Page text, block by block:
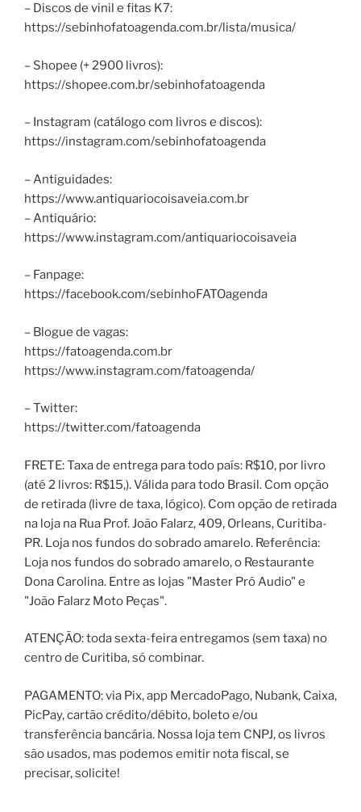
– Discos de vinil e fitas K7:
https://sebinhofatoagenda.com.br/lista/musica/
– Shopee (+ 2900 livros):
https://shopee.com.br/sebinhofatoagenda
– Instagram (catálogo com livros e discos):
https://instagram.com/sebinhofatoagenda
– Antiguidades:
https://www.antiquariocoisaveia.com.br
– Antiquário:
https://www.instagram.com/antiquariocoisaveia
– Fanpage:
https://facebook.com/sebinhoFATOagenda
– Blogue de vagas:
https://fatoagenda.com.br
https://www.instagram.com/fatoagenda/
– Twitter:
https://twitter.com/fatoagenda
FRETE: Taxa de entrega para todo país: R$10, por livro
(até 2 livros: R$15,). Válida para todo Brasil. Com opção
de retirada (livre de taxa, lógico). Com opção de retirada
na loja na Rua Prof. João Falarz, 409, Orleans, Curitiba-
PR. Loja nos fundos do sobrado amarelo. Referência:
Loja nos fundos do sobrado amarelo, o Restaurante
Dona Carolina. Entre as lojas "Master Pró Audio" e
"João Falarz Moto Peças".
ATENÇÃO: toda sexta-feira entregamos (sem taxa) no
centro de Curitiba, só combinar.
PAGAMENTO: via Pix, app MercadoPago, Nubank, Caixa,
PicPay, cartão crédito/débito, boleto e/ou
transferência bancária. Nossa loja tem CNPJ, os livros
são usados, mas podemos emitir nota fiscal, se
precisar, solicite!